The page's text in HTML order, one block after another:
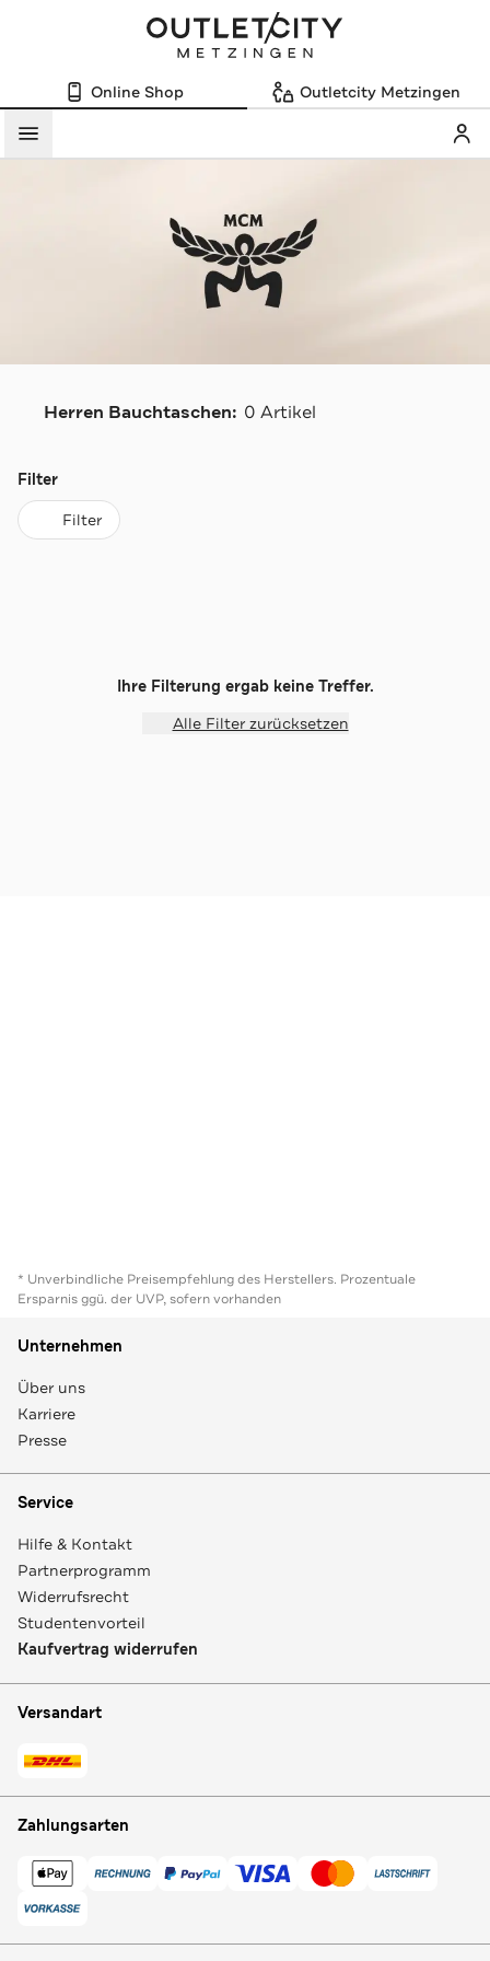
Online Shop Outletcity Metzingen
Menü
Herren Bauchtaschen: 0 Artikel
Filter
Filter
Ihre Filterung ergab keine Treffer.
Alle Filter zurücksetzen
* Unverbindliche Preisempfehlung des Herstellers. Prozentuale
Ersparnis ggü. der UVP, sofern vorhanden
Unternehmen
Über uns
Karriere
Presse
Service
Hilfe & Kontakt
Partnerprogramm
Widerrufsrecht
Studentenvorteil
Kaufvertrag widerrufen
Versandart
Zahlungsarten